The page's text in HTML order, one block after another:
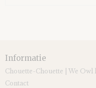
Informatie
Chouette-Chouette | We Owl
Contact